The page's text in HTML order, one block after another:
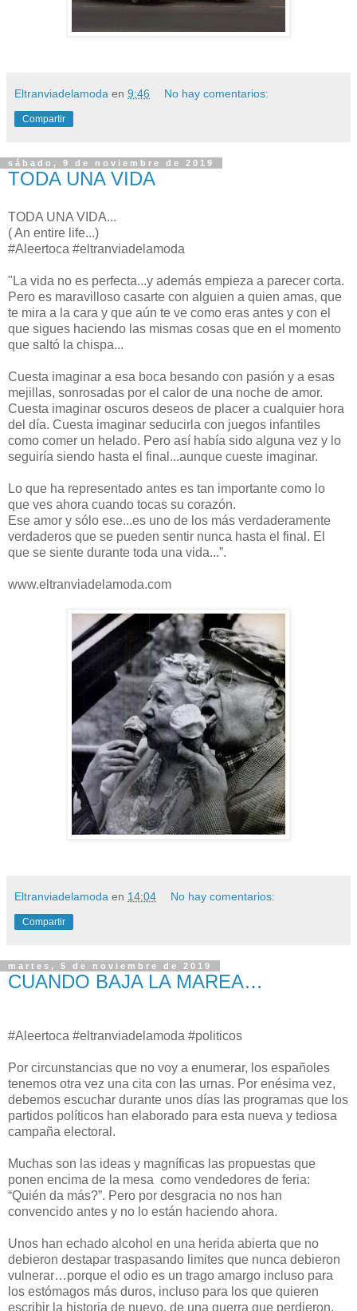
Eltranviadelamoda en 9:46 No hay comentarios:
Compartir
sábado, 9 de noviembre de 2019
TODA UNA VIDA
TODA UNA VIDA...
( An entire life...)
#Aleertoca #eltranviadelamoda
"La vida no es perfecta...y además empieza a parecer corta.
Pero es maravilloso casarte con alguien a quien amas, que
te mira a la cara y que aún te ve como eras antes y con el
que sigues haciendo las mismas cosas que en el momento
que saltó la chispa...
Cuesta imaginar a esa boca besando con pasión y a esas
mejillas, sonrosadas por el calor de una noche de amor.
Cuesta imaginar oscuros deseos de placer a cualquier hora
del día. Cuesta imaginar seducirla con juegos infantiles
como comer un helado. Pero así había sido alguna vez y lo
seguiría siendo hasta el final...aunque cueste imaginar.
Lo que ha representado antes es tan importante como lo
que ves ahora cuando tocas su corazón.
Ese amor y sólo ese...es uno de los más verdaderamente
verdaderos que se pueden sentir nunca hasta el final. El
que se siente durante toda una vida...”.
www.eltranviadelamoda.com
Eltranviadelamoda en 14:04 No hay comentarios:
Compartir
martes, 5 de noviembre de 2019
CUANDO BAJA LA MAREA…
#Aleertoca #eltranviadelamoda #politicos
Por circunstancias que no voy a enumerar, los españoles
tenemos otra vez una cita con las urnas. Por enésima vez,
debemos escuchar durante unos días las programas que los
partidos políticos han elaborado para esta nueva y tediosa
campaña electoral.
Muchas son las ideas y magníficas las propuestas que
ponen encima de la mesa como vendedores de feria:
“Quién da más?”. Pero por desgracia no nos han
convencido antes y no lo están haciendo ahora.
Unos han echado alcohol en una herida abierta que no
debieron destapar traspasando limites que nunca debieron
vulnerar…porque el odio es un trago amargo incluso para
los estómagos más duros, incluso para los que quieren
escribir la historia de nuevo, de una guerra que perdieron.